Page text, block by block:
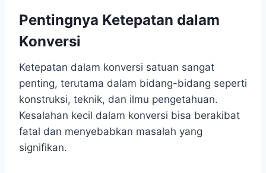
Pentingnya Ketepatan dalam
Konversi
Ketepatan dalam konversi satuan sangat
penting, terutama dalam bidang-bidang seperti
konstruksi, teknik, dan ilmu pengetahuan.
Kesalahan kecil dalam konversi bisa berakibat
fatal dan menyebabkan masalah yang
signifikan.